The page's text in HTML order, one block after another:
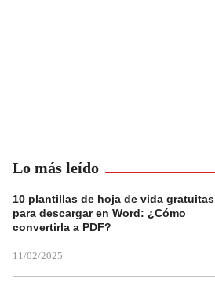
Lo más leído
10 plantillas de hoja de vida gratuitas
para descargar en Word: ¿Cómo
convertirla a PDF?
11/02/2025